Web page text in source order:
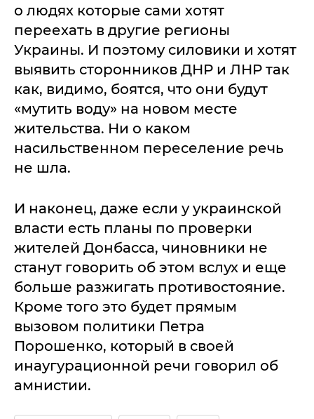
о людях которые сами хотят
переехать в другие регионы
Украины. И поэтому силовики и хотят
выявить сторонников ДНР и ЛНР так
как, видимо, боятся, что они будут
«мутить воду» на новом месте
жительства. Ни о каком
насильственном переселение речь
не шла.
И наконец, даже если у украинской
власти есть планы по проверки
жителей Донбасса, чиновники не
станут говорить об этом вслух и еще
больше разжигать противостояние.
Кроме того это будет прямым
вызовом политики Петра
Порошенко, который в своей
инаугурационной речи говорил об
амнистии.